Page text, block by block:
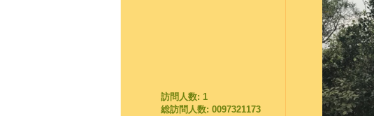
訪問人数: 1
総訪問人数: 0097321173